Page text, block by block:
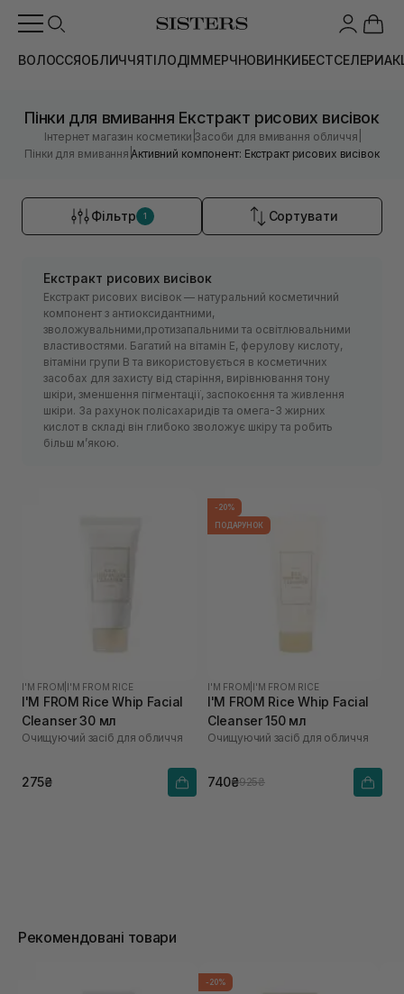
ВОЛОССЯОБЛИЧЧЯТІЛОДІММЕРЧНОВИНКИБЕСТСЕЛЕРИ
Пінки для вмивання Екстракт рисових висівок
Інтернет магазин косметики Засоби для вмивання обличчя
Пінки для вмивання |Активний компонент: Екстракт рисових висівок
Фільтр 1 Сортувати
Екстракт рисових висівок
Екстракт рисових висівок — натуральний косметичний
компонент з антиоксидантними,
зволожувальними,протизапальними та освітлювальними
властивостями. Багатий на вітамін Е, ферулову кислоту,
вітаміни групи В та використовується в косметичних
засобах для захисту від старіння, вирівнювання тону
шкіри, зменшення пігментації, заспокоєння та живлення
шкіри. За рахунок полісахаридів та омега-3 жирних
кислот в складі він глибоко зволожує шкіру та робить
більш м’якою.
I'M FROM I'M FROM RICE
I'M FROM Rice Whip Facial
Cleanser 30 мл
Очищуючий засіб для обличчя
275₴
-20%
ПОДАРУНОК
I'M FROM I'M FROM RICE
I'M FROM Rice Whip Facial
Cleanser 150 мл
Очищуючий засіб для обличчя
740₴925₴
Рекомендовані товари
-20%